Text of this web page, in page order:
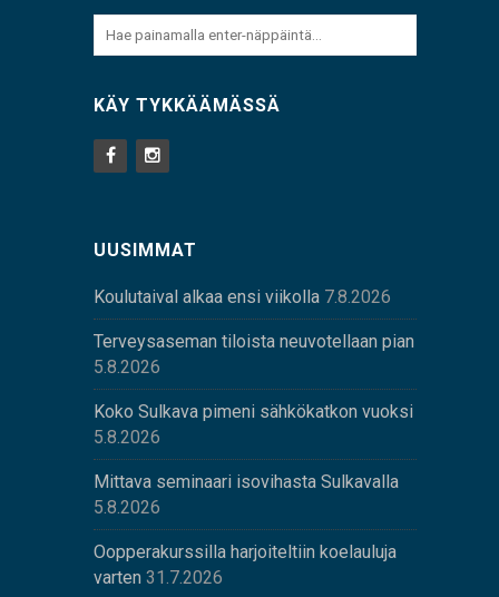
KÄY TYKKÄÄMÄSSÄ
UUSIMMAT
Koulutaival alkaa ensi viikolla 7.8.2026
Terveysaseman tiloista neuvotellaan pian
5.8.2026
Koko Sulkava pimeni sähkökatkon vuoksi
5.8.2026
Mittava seminaari isovihasta Sulkavalla
5.8.2026
Oopperakurssilla harjoiteltiin koelauluja
varten 31.7.2026